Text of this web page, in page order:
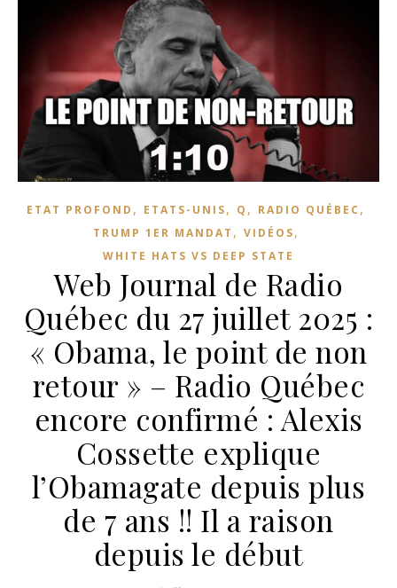
ETAT PROFOND , ETATS-UNIS, Q , RADIO QUÉBEC ,
TRUMP 1ER MANDAT , VIDÉOS,
WHITE HATS VS DEEP STATE
Web Journal de Radio
Québec du 27 juillet 2025 :
« Obama, le point de non
retour » – Radio Québec
encore confirmé : Alexis
Cossette explique
l’Obamagate depuis plus
de 7 ans !! Il a raison
depuis le début